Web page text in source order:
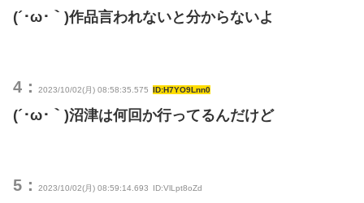
(´･ω･｀)作品言われないと分からないよ
4： 2023/10/02(月) 08:58:35.575 ID:H7YO9Lnn0
(´･ω･｀)沼津は何回か行ってるんだけど
5： 2023/10/02(月) 08:59:14.693 ID:VlLpt8oZd